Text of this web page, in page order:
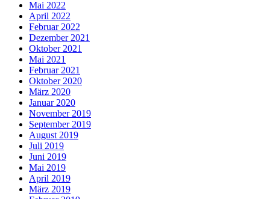
Mai 2022
April 2022
Februar 2022
Dezember 2021
Oktober 2021
Mai 2021
Februar 2021
Oktober 2020
März 2020
Januar 2020
November 2019
September 2019
August 2019
Juli 2019
Juni 2019
Mai 2019
April 2019
März 2019